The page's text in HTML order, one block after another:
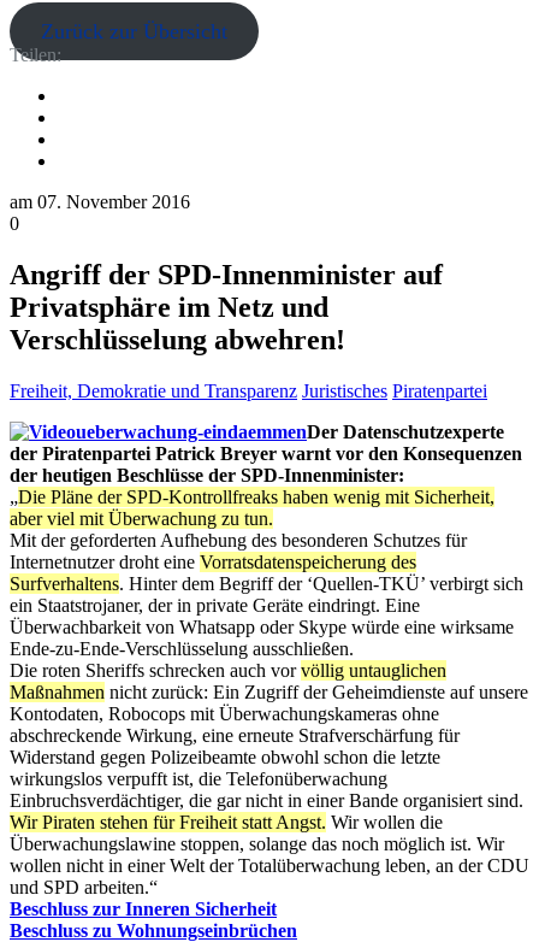
Zurück zur Übersicht
Teilen:
am 07. November 2016
0
Angriff der SPD-Innenminister auf
Privatsphäre im Netz und
Verschlüsselung abwehren!
Freiheit, Demokratie und Transparenz Juristisches Piratenpartei
Der Datenschutzexperte
der Piratenpartei Patrick Breyer warnt vor den Konsequenzen
der heutigen Beschlüsse der SPD-Innenminister:
„Die Pläne der SPD-Kontrollfreaks haben wenig mit Sicherheit,
aber viel mit Überwachung zu tun.
Mit der geforderten Aufhebung des besonderen Schutzes für
Internetnutzer droht eine Vorratsdatenspeicherung des
Surfverhaltens. Hinter dem Begriff der ‘Quellen-TKÜ’ verbirgt sich
ein Staatstrojaner, der in private Geräte eindringt. Eine
Überwachbarkeit von Whatsapp oder Skype würde eine wirksame
Ende-zu-Ende-Verschlüsselung ausschließen.
Die roten Sheriffs schrecken auch vorvöllig untauglichen
Maßnahmen nicht zurück: Ein Zugriff der Geheimdienste auf unsere
Kontodaten, Robocops mit Überwachungskameras ohne
abschreckende Wirkung, eine erneute Strafverschärfung für
Widerstand gegen Polizeibeamte obwohl schon die letzte
wirkungslos verpufft ist, die Telefonüberwachung
Einbruchsverdächtiger, die gar nicht in einer Bande organisiert sind.
Wir Piraten stehen für Freiheit statt Angst. Wir wollen die
Überwachungslawine stoppen, solange das noch möglich ist. Wir
wollen nicht in einer Welt der Totalüberwachung leben, an der CDU
und SPD arbeiten.“
Beschluss zur Inneren Sicherheit
Beschluss zu Wohnungseinbrüchen